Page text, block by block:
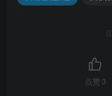
此处内容已
点赞 3